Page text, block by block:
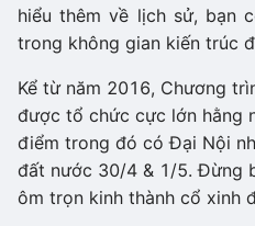
hiểu thêm về lịch sử, bạn
trong không gian kiến trúc
Kể từ năm 2016, Chương
được tổ chức cực lớn hằng
điểm trong đó có Đại Nội
đất nước 30/4 & 1/5. Đừng
ôm trọn kinh thành cổ xinh